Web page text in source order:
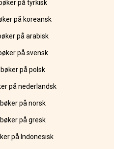
på tyrkisk
på koreansk
på arabisk
på svensk
på polsk
på nederlandsk
på norsk
på gresk
på Indonesisk